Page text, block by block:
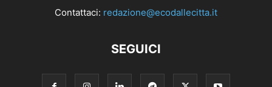
Contattaci: redazione@ecodallecitta.it
SEGUICI